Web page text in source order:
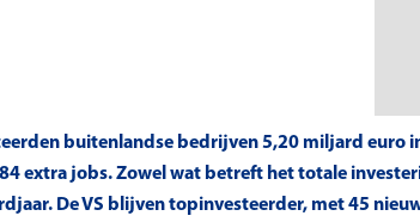
buitenlandse bedrijven 5,20 miljard euro
extra jobs. Zowel wat betreft het totale
De VS blijven topinvesteerder, met 45